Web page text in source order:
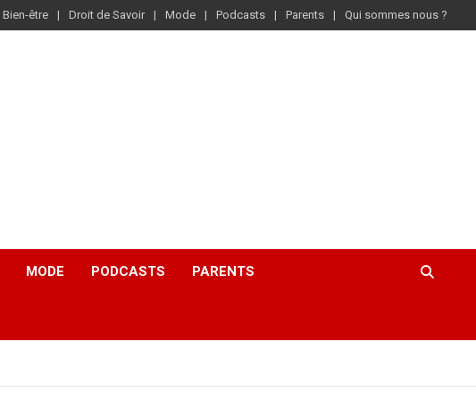
Bien-être Droit de Savoir Mode Podcasts Parents Qui sommes nous ?
MODE PODCASTS PARENTS